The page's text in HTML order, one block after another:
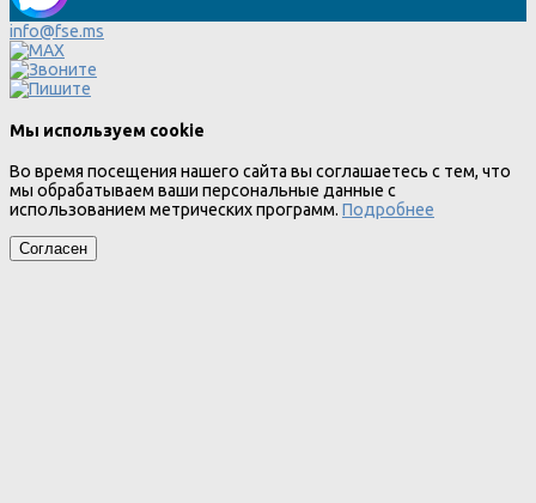
info@fse.ms
Мы используем cookie
Во время посещения нашего сайта вы соглашаетесь с тем, что
мы обрабатываем ваши персональные данные с
использованием метрических программ. Подробнее
Согласен